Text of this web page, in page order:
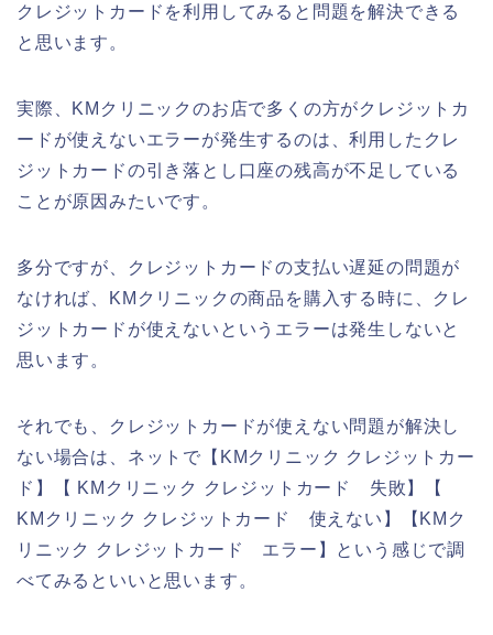
クレジットカードを利用してみると問題を解決できる
と思います。
実際、KMクリニックのお店で多くの方がクレジットカ
ードが使えないエラーが発生するのは、利用したクレ
ジットカードの引き落とし口座の残高が不足している
ことが原因みたいです。
多分ですが、クレジットカードの支払い遅延の問題が
なければ、KMクリニックの商品を購入する時に、クレ
ジットカードが使えないというエラーは発生しないと
思います。
それでも、クレジットカードが使えない問題が解決し
ない場合は、ネットで【KMクリニック クレジットカー
ド】【 KMクリニック クレジットカード 失敗】【
KMクリニック クレジットカード 使えない】【KMク
リニック クレジットカード エラー】という感じで調
べてみるといいと思います。